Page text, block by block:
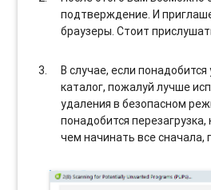
подтверждение. И
браузеры. Стоит
В случае, если
каталог, пожалуй лучше
удаления в безопасном
понадобится перезагрузка,
чем начинать все сначала,